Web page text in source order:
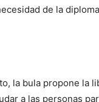
de la
la bula propone la
a las personas